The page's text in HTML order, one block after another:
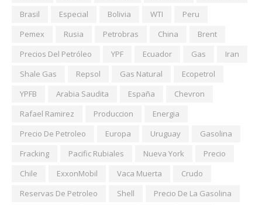
Brasil
Especial Bolivia WTI
Peru
Pemex
Rusia Petrobras China
Brent
Precios Del Petróleo
YPF Ecuador Gas
Iran
Shale Gas
Repsol Gas Natural
Ecopetrol
YPFB
Arabia Saudita España
Chevron
Rafael Ramirez
Produccion
Energia
Precio De Petroleo
Europa Uruguay
Gasolina
Fracking
Pacific Rubiales Nueva York
Precio
Chile
ExxonMobil Vaca Muerta
Crudo
Reservas De Petroleo
Shell
Precio De La Gasolina